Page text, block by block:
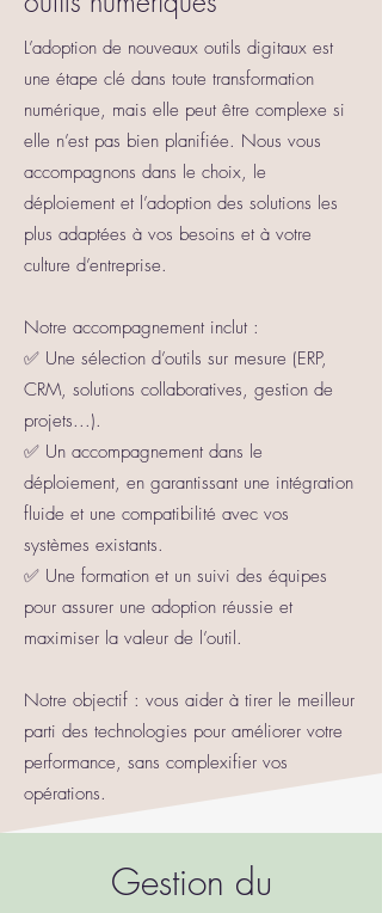
L’adoption de nouveaux outils digitaux est
une étape clé dans toute transformation
numérique, mais elle peut être complexe si
elle n’est pas bien planifiée. Nous vous
accompagnons dans le choix, le
déploiement et l’adoption des solutions les
plus adaptées à vos besoins et à votre
culture d’entreprise.
Notre accompagnement inclut :
✅ Une sélection d’outils sur mesure (ERP,
CRM, solutions collaboratives, gestion de
projets...).
✅ Un accompagnement dans le
déploiement, en garantissant une intégration
fluide et une compatibilité avec vos
systèmes existants.
✅ Une formation et un suivi des équipes
pour assurer une adoption réussie et
maximiser la valeur de l’outil.
Notre objectif : vous aider à tirer le meilleur
parti des technologies pour améliorer votre
performance, sans complexifier vos
opérations.
Gestion du